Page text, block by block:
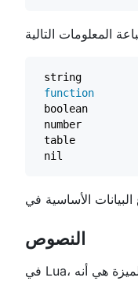
function
النصوص
في Lua، النص هو قيمة غير قابلة للتغيير. إذا كنت تريد تعديل نص، يجب عليك إنشاء نص جديد. هذا النهج له مزايا وعيوب: الميزة هي أنه